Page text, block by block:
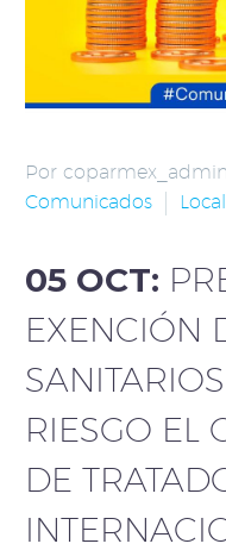
Por coparmex_admin
Comunicados
05 OCT:
EXENCIÓN
RIESGO EL
DE